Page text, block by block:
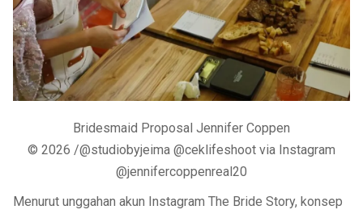
Bridesmaid Proposal Jennifer Coppen
© 2026 /@studiobyjeima @ceklifeshoot via Instagram
@jennifercoppenreal20
Menurut unggahan akun Instagram The Bride Story, konsep